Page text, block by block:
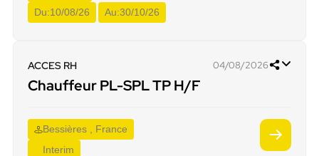
Du:10/08/26 Au:30/10/26
ACCES RH 04/08/2026
Chauffeur PL-SPL TP H/F
Bessières , France
Interim